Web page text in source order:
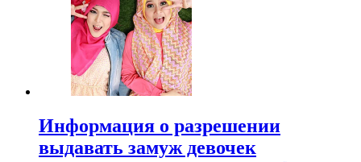
Информация о разрешении
выдавать замуж девочек